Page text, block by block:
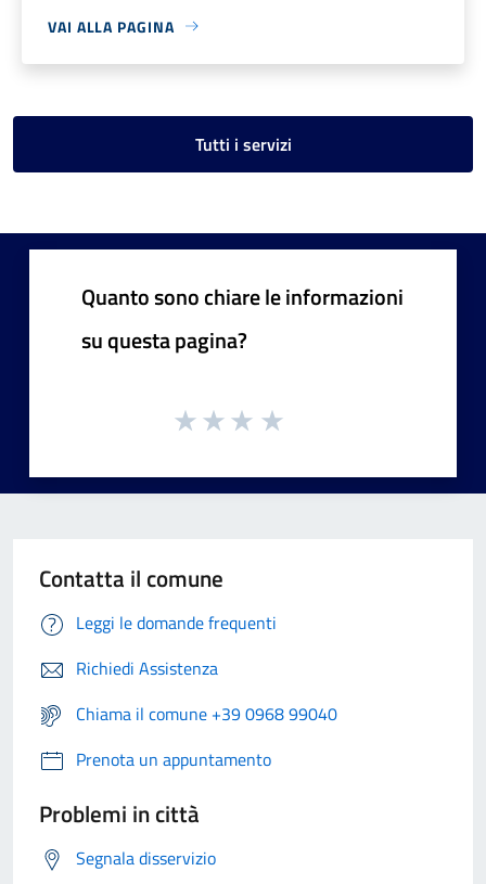
VAI ALLA PAGINA
Tutti i servizi
Quanto sono chiare le informazioni
su questa pagina?
Contatta il comune
Leggi le domande frequenti
Richiedi Assistenza
Chiama il comune +39 0968 99040
Prenota un appuntamento
Problemi in città
Segnala disservizio